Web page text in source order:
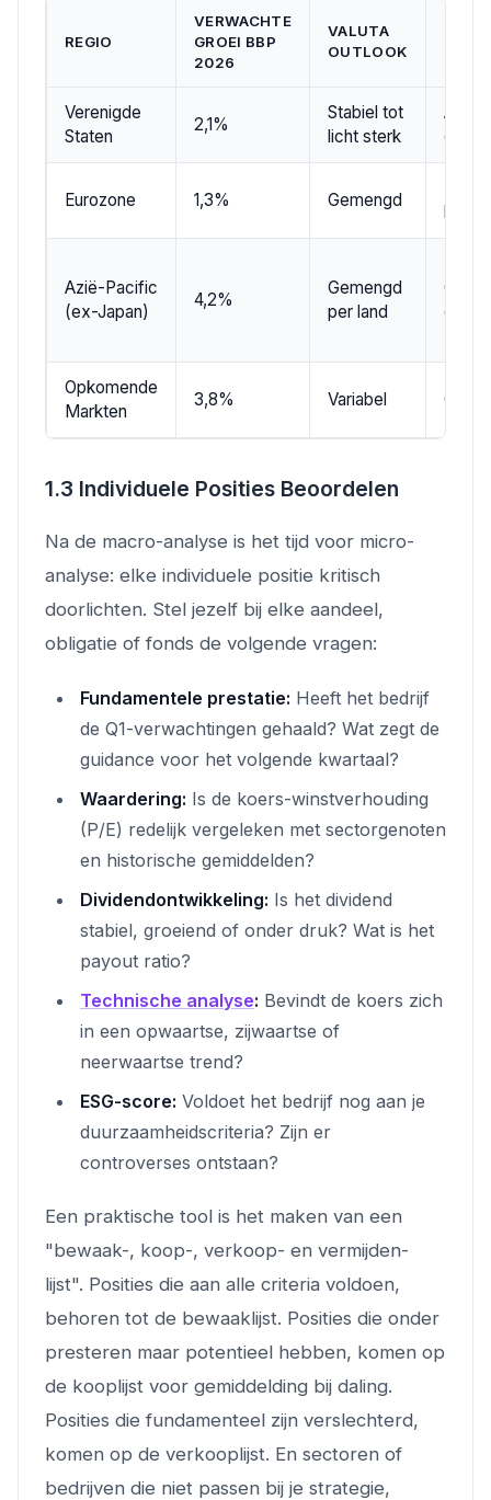
REGIO
VERWACHTE
GROEI BBP
2026
VALUTA
OUTLOOK
Verenigde
Staten
2,1%
Stabiel tot
licht sterk
AI-
Eurozone 1,3% Gemengd
beleid
Azië-Pacific
(ex-Japan)
4,2%
Gemengd
per land
groei
Opkomende
Markten
3,8% Variabel
1.3 Individuele Posities Beoordelen
Na de macro-analyse is het tijd voor micro-
analyse: elke individuele positie kritisch
doorlichten. Stel jezelf bij elke aandeel,
obligatie of fonds de volgende vragen:
Fundamentele prestatie: Heeft het bedrijf
de Q1-verwachtingen gehaald? Wat zegt de
guidance voor het volgende kwartaal?
Waardering: Is de koers-winstverhouding
(P/E) redelijk vergeleken met sectorgenoten
en historische gemiddelden?
Dividendontwikkeling: Is het dividend
stabiel, groeiend of onder druk? Wat is het
payout ratio?
Technische analyse: Bevindt de koers zich
in een opwaartse, zijwaartse of
neerwaartse trend?
ESG-score: Voldoet het bedrijf nog aan je
duurzaamheidscriteria? Zijn er
controverses ontstaan?
Een praktische tool is het maken van een
"bewaak-, koop-, verkoop- en vermijden-
lijst". Posities die aan alle criteria voldoen,
behoren tot de bewaaklijst. Posities die onder
presteren maar potentieel hebben, komen op
de kooplijst voor gemiddelding bij daling.
Posities die fundamenteel zijn verslechterd,
komen op de verkooplijst. En sectoren of
bedrijven die niet passen bij je strategie,